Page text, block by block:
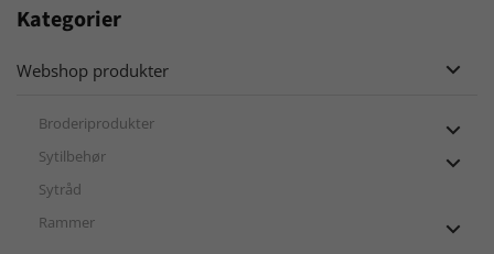
Kategorier
Webshop produkter 
Broderiprodukter 
Sytilbehør 
Sytråd
Rammer
